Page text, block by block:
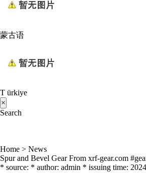
蒙古语
T ürkiye
×
Search
Home > News
Spur and Bevel Gear From xrf-gear.com
* source: * author: admin * issuing time: